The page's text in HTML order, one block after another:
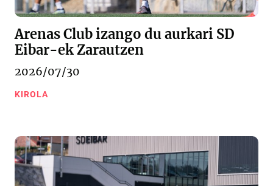
Arenas Club izango du aurkari SD
Eibar-ek Zarautzen
2026/07/30
KIROLA